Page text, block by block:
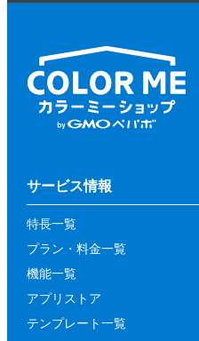
サービス情報
特長一覧
プラン・料金一覧
機能一覧
アプリストア
テンプレート一覧